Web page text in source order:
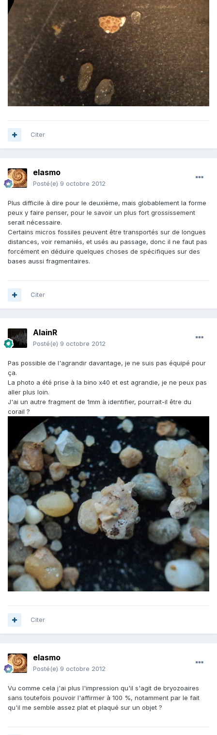
Citer
elasmo
Posté(e) 9 octobre 2012
Plus difficile à dire pour le deuxième, mais globablement la forme
peux y faire penser, pour le savoir un plus fort grossissement
serait nécessaire.
Certains micros fossiles peuvent être transportés sur de longues
distances, voir remaniés, et usés au passage, donc il ne faut pas
forcément en déduire quelques choses de spécifiques sur des
bases aussi fragmentaires.
Citer
AlainR
Posté(e) 9 octobre 2012
Pas possible de l'agrandir davantage, je ne suis pas équipé pour
ça.
La photo a été prise à la bino x40 et est agrandie, je ne peux pas
aller plus loin.
J'ai un autre fragment de 1mm à identifier, pourrait-il être du
corail ?
Citer
elasmo
Posté(e) 9 octobre 2012
Vu comme cela j'ai plus l'impression qu'il s'agit de bryozoaires
sans toutefois pouvoir l'affirmer à 100 %, notamment par le fait
qu'il me semble assez plat et plaqué sur un objet ?